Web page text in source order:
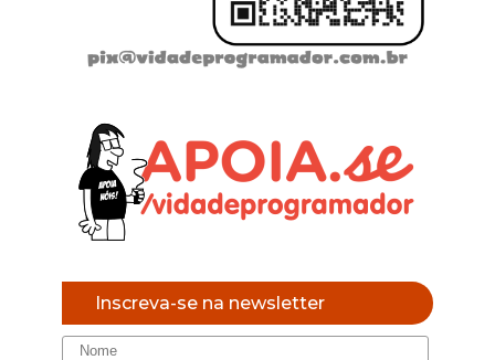
Inscreva-se na newsletter